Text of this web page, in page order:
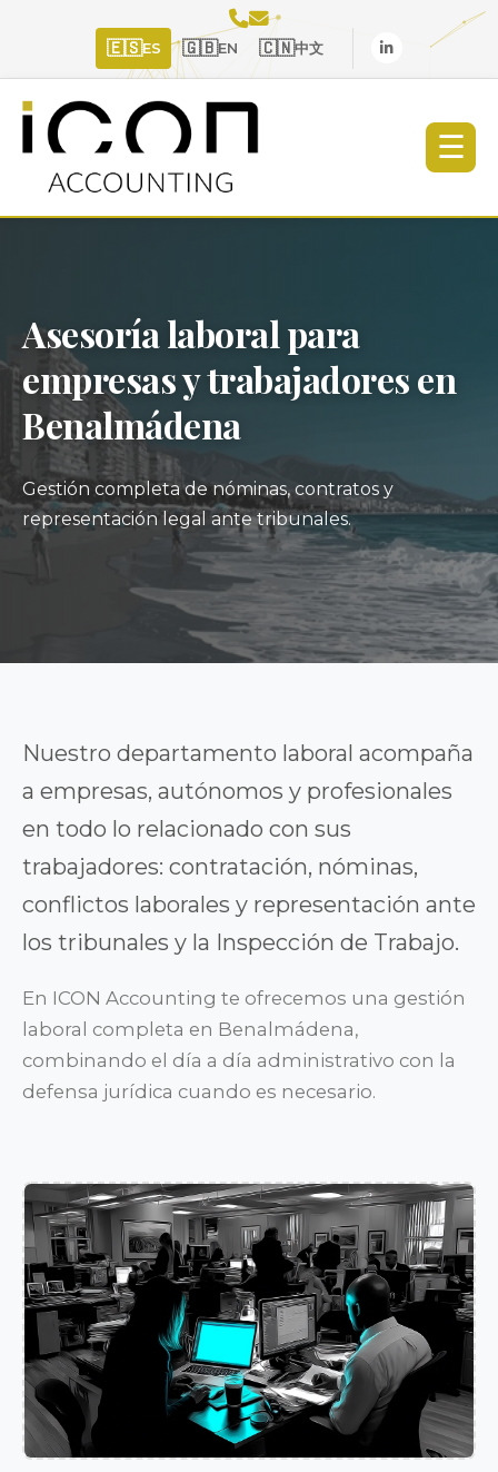
🇪🇸ES 🇬🇧EN 🇨🇳中文
☰
Asesoría laboral para
empresas y trabajadores en
Benalmádena
Gestión completa de nóminas, contratos y
representación legal ante tribunales.
Nuestro departamento laboral acompaña
a empresas, autónomos y profesionales
en todo lo relacionado con sus
trabajadores: contratación, nóminas,
conflictos laborales y representación ante
los tribunales y la Inspección de Trabajo.
En ICON Accounting te ofrecemos una gestión
laboral completa en Benalmádena,
combinando el día a día administrativo con la
defensa jurídica cuando es necesario.